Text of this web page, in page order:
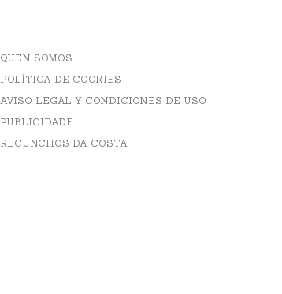
QUEN SOMOS
POLÍTICA DE COOKIES
AVISO LEGAL Y CONDICIONES DE USO
PUBLICIDADE
RECUNCHOS DA COSTA